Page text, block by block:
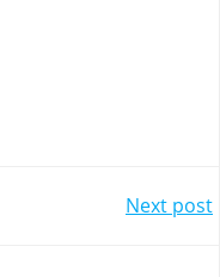
Next post